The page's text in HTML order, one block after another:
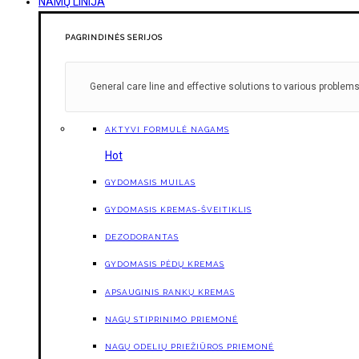
PAGRINDINĖS SERIJOS
General care line and effective solutions to various
AKTYVI FORMULĖ NAGAMS
Hot
GYDOMASIS MUILAS
GYDOMASIS KREMAS-ŠVEITIKLIS
DEZODORANTAS
GYDOMASIS PĖDŲ KREMAS
APSAUGINIS RANKŲ KREMAS
NAGŲ STIPRINIMO PRIEMONĖ
NAGŲ ODELIŲ PRIEŽIŪROS PRIEMONĖ